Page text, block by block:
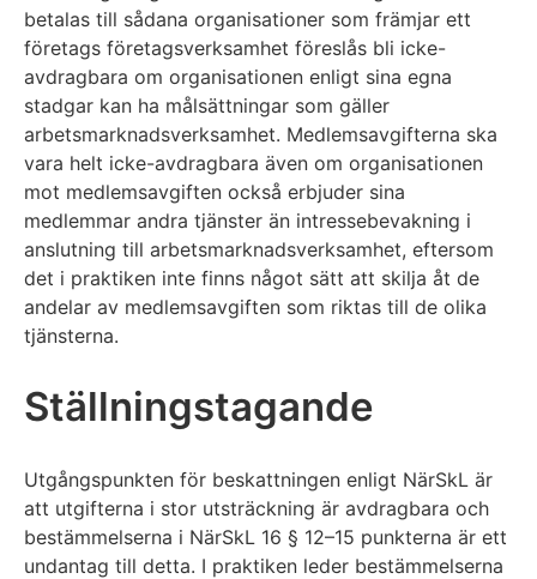
betalas till sådana organisationer som främjar ett
företags företagsverksamhet föreslås bli icke-
avdragbara om organisationen enligt sina egna
stadgar kan ha målsättningar som gäller
arbetsmarknadsverksamhet. Medlemsavgifterna ska
vara helt icke-avdragbara även om organisationen
mot medlemsavgiften också erbjuder sina
medlemmar andra tjänster än intressebevakning i
anslutning till arbetsmarknadsverksamhet, eftersom
det i praktiken inte finns något sätt att skilja åt de
andelar av medlemsavgiften som riktas till de olika
tjänsterna.
Ställningstagande
Utgångspunkten för beskattningen enligt NärSkL är
att utgifterna i stor utsträckning är avdragbara och
bestämmelserna i NärSkL 16 § 12–15 punkterna är ett
undantag till detta. I praktiken leder bestämmelserna